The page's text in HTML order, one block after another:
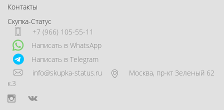
Контакты
Скупка-Статус
+7 (966) 105-55-11
Написать в WhatsApp
Написать в Telegram
info@skupka-status.ru
Москва, пр-кт Зеленый 62
к.3